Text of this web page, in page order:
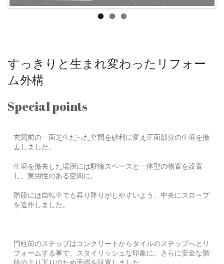
すっきりと生まれ変わったリフォー
ム外構
Special points
玄関前の一面芝生だった空間を砂利に変え正面部分の生垣を撤
去しました。
生垣を撤去した場所には駐輪スペースと一体型の物置を設置
し、実用性のある空間に。
階段には自転車でも昇り降りがしやすいよう、中央にスロープ
を造作しました。
門柱前のステップはコンクリートからタイルのステップへとリ
フォームする事で、スタイリッシュな印象に。さらに安全な階
段の上り下りのため手摺を設置しました。